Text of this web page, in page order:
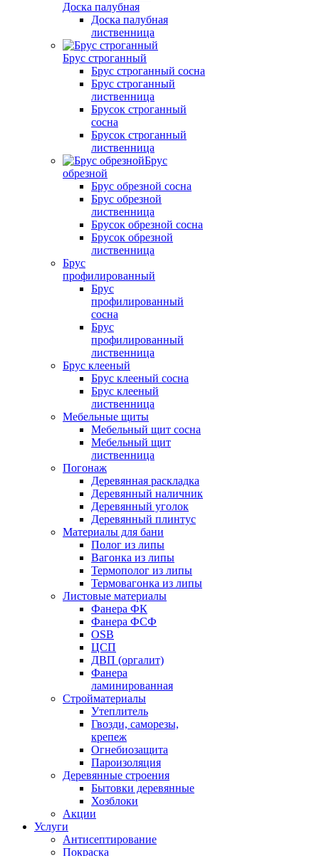
Доска палубная
Доска палубная
лиственница
Брус строганный
Брус строганный сосна
Брус строганный
лиственница
Брусок строганный
сосна
Брусок строганный
лиственница
Брус
обрезной
Брус обрезной сосна
Брус обрезной
лиственница
Брусок обрезной сосна
Брусок обрезной
лиственница
Брус
профилированный
Брус
профилированный
сосна
Брус
профилированный
лиственница
Брус клееный
Брус клееный сосна
Брус клееный
лиственница
Мебельные щиты
Мебельный щит сосна
Мебельный щит
лиственница
Погонаж
Деревянная раскладка
Деревянный наличник
Деревянный уголок
Деревянный плинтус
Материалы для бани
Полог из липы
Вагонка из липы
Термополог из липы
Термовагонка из липы
Листовые материалы
Фанера ФК
Фанера ФСФ
OSB
ЦСП
ДВП (оргалит)
Фанера
ламинированная
Стройматериалы
Утеплитель
Гвозди, саморезы,
крепеж
Огнебиозащита
Пароизоляция
Деревянные строения
Бытовки деревянные
Хозблоки
Акции
Услуги
Антисептирование
Покраска